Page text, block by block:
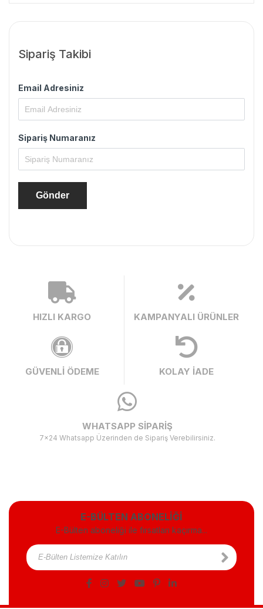
Sipariş Takibi
Email Adresiniz
Sipariş Numaranız
HIZLI KARGO KAMPANYALI ÜRÜNLER
GÜVENLİ ÖDEME KOLAY İADE
WHATSAPP SİPARİŞ
7x24 Whatsapp Üzerinden de Sipariş Verebilirsiniz.
E-BÜLTEN ABONELİĞİ
E-Bülten aboneliği ile fırsatları kaçırma...